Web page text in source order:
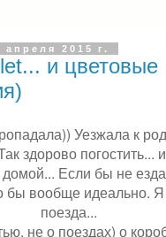
2015 г.
и цветовые
Уезжала к
здорово погостить...
Если бы не
бы вообще идеально.
поезда...
не о поездах) о